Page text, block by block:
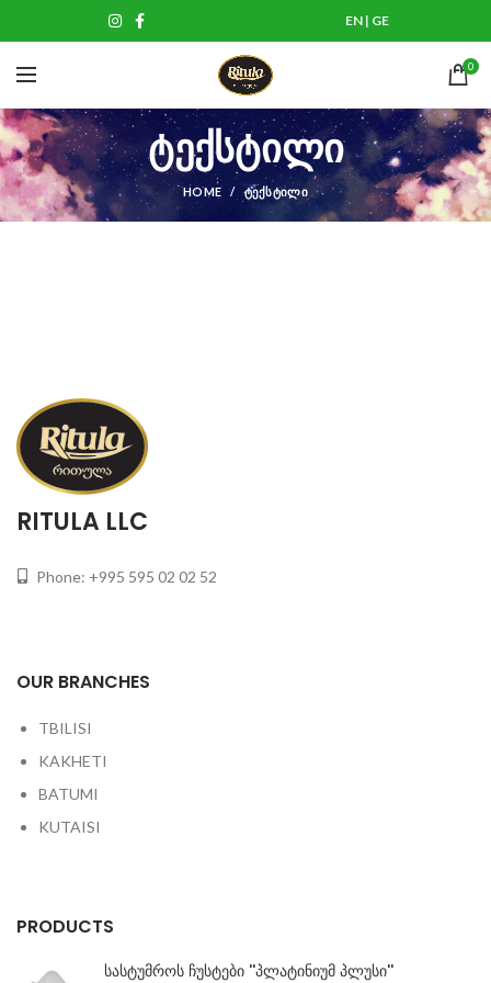
EN| GE
0
ტექსტილი
HOME ᲢᲔᲥᲡᲢᲘᲚᲘ
RITULA LLC
Phone: +995 595 02 02 52
OUR BRANCHES
TBILISI
KAKHETI
BATUMI
KUTAISI
PRODUCTS
სასტუმროს ჩუსტები ''პლატინიუმ პლუსი''